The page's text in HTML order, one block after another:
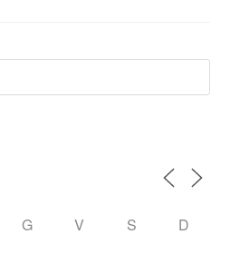
G V S D